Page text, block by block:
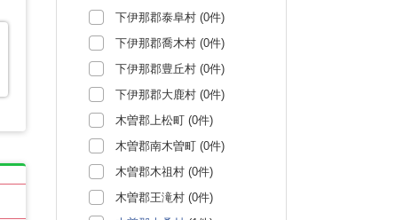
下伊那郡泰阜村 (0件)
下伊那郡喬木村 (0件)
下伊那郡豊丘村 (0件)
下伊那郡大鹿村 (0件)
木曽郡上松町 (0件)
木曽郡南木曽町 (0件)
木曽郡木祖村 (0件)
木曽郡王滝村 (0件)